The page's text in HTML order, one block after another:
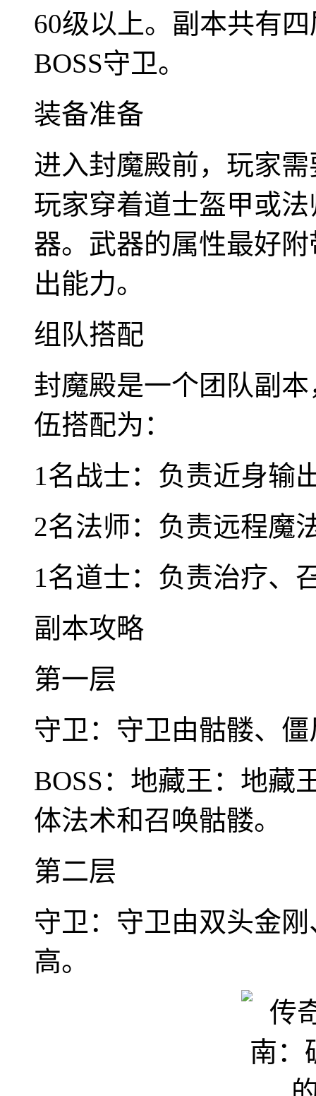
60级以上。副本共有
BOSS守卫。
装备准备
进入封魔殿前，玩家
玩家穿着道士盔甲或
器。武器的属性最好
出能力。
组队搭配
封魔殿是一个团队副
伍搭配为：
1名战士：负责近身输
2名法师：负责远程魔
1名道士：负责治疗、
副本攻略
第一层
守卫：守卫由骷髅、
BOSS：地藏王：地藏
体法术和召唤骷髅。
第二层
守卫：守卫由双头金
高。